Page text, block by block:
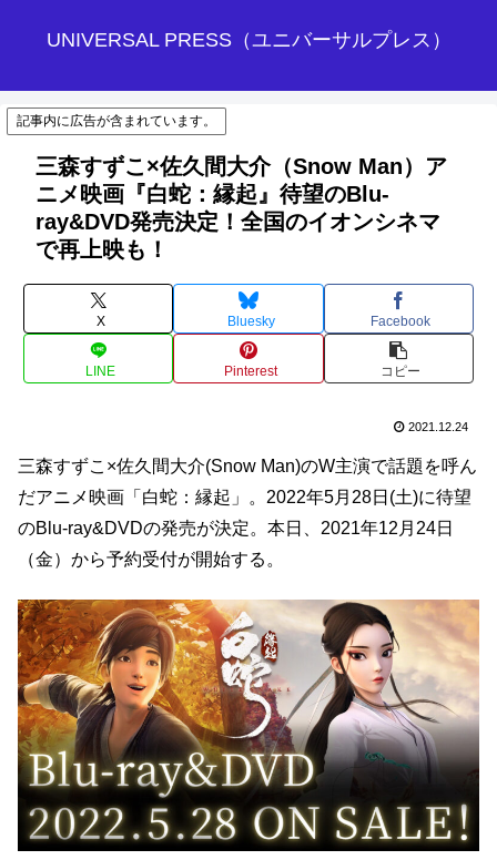
UNIVERSAL PRESS（ユニバーサルプレス）
記事内に広告が含まれています。
三森すずこ×佐久間大介（Snow Man）ア
ニメ映画『白蛇：縁起』待望のBlu-
ray&DVD発売決定！全国のイオンシネマ
で再上映も！
X Bluesky Facebook
LINE Pinterest コピー
2021.12.24
三森すずこ×佐久間大介(Snow Man)のW主演で話題を呼ん
だアニメ映画「白蛇：縁起」。2022年5月28日(土)に待望
のBlu-ray&DVDの発売が決定。本日、2021年12月24日
（金）から予約受付が開始する。